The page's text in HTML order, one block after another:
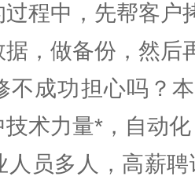
过程中，先帮客户
，做备份，然后
成功担心吗？
术力量*，自动化
人员多人，高薪